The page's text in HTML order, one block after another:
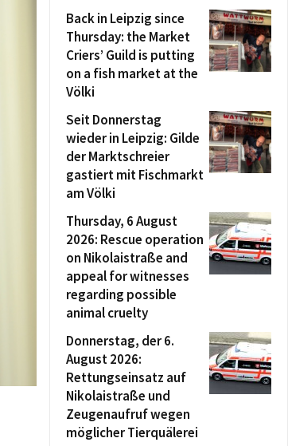
Back in Leipzig since
Thursday: the Market
Criers’ Guild is putting
on a fish market at the
Völki
Seit Donnerstag
wieder in Leipzig: Gilde
der Marktschreier
gastiert mit Fischmarkt
am Völki
Thursday, 6 August
2026: Rescue operation
on Nikolaistraße and
appeal for witnesses
regarding possible
animal cruelty
Donnerstag, der 6.
August 2026:
Rettungseinsatz auf
Nikolaistraße und
Zeugenaufruf wegen
möglicher Tierquälerei